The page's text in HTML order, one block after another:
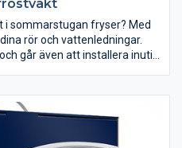
i sommarstugan fryser? Med
rör och vattenledningar.
går även att installera inuti